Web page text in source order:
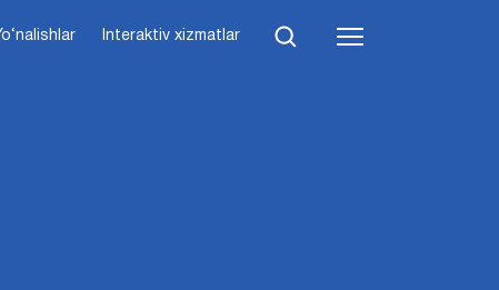
Interaktiv xizmatlar